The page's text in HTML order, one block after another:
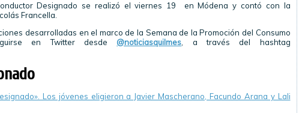
Designado se realizó el viernes 19 en Módena y contó con la
Francella.
desarrolladas en el marco de la Semana de la Promoción del Consumo
en Twitter desde @noticiasquilmes , a través del hashtag
Los jóvenes eligieron a Javier Mascherano, Facundo Arana y Lali